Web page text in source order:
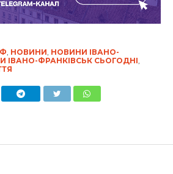
, НОВИНИ, НОВИНИ ІВАНО-
ІВАНО-ФРАНКІВСЬК СЬОГОДНІ,